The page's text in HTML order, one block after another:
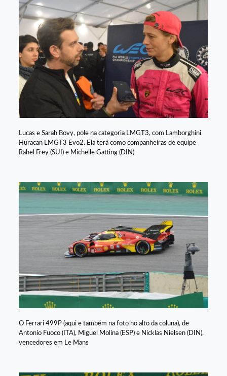
Lucas e Sarah Bovy, pole na categoria LMGT3, com Lamborghini
Huracan LMGT3 Evo2. Ela terá como companheiras de equipe
Rahel Frey (SUI) e Michelle Gatting (DIN)
O Ferrari 499P (aqui e também na foto no alto da coluna), de
Antonio Fuoco (ITA), Miguel Molina (ESP) e Nicklas Nielsen (DIN),
vencedores em Le Mans